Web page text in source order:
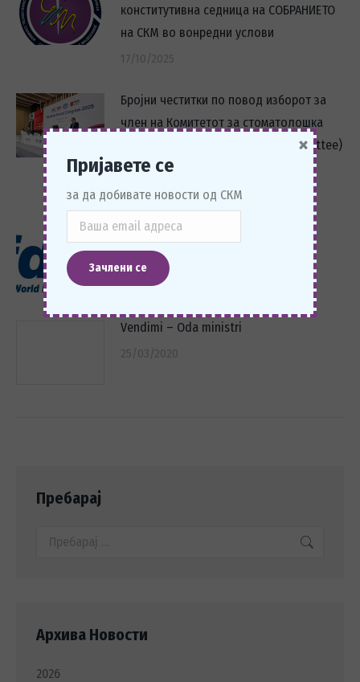
конститутивна седница на СОБРАНИЕТО
на СКМ во вонредни услови
17/10/2025
Бројни честитки по повод изборот за
член на Комитетот за стоматолошка
практика (FDI Dental Practice Committee)
на д-р Денковски
27/09/2025
Историски успех: Македонската
стоматологија на светската сцена!
12/09/2025
Vendimi – Oda ministri
25/03/2020
Пребарај
Архива Новости
2026
Пријавете се
за да добивате новости од СКМ
×